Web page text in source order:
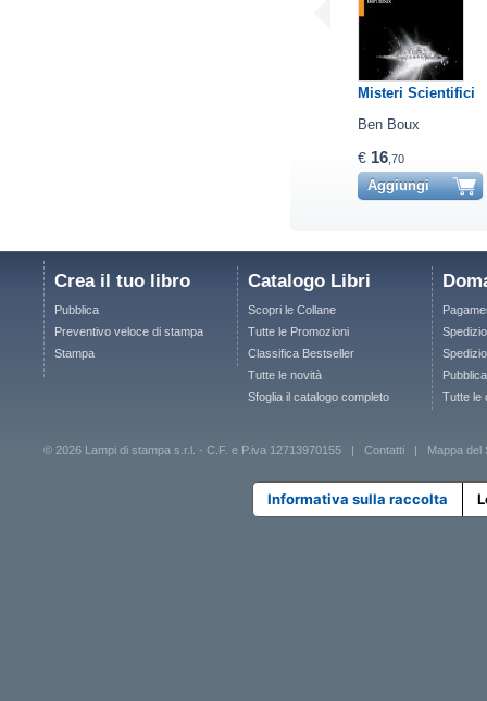
Misteri Scientifici
Ben Boux
€ 16,70
Aggiungi
Crea il tuo libro
Pubblica
Preventivo veloce di stampa
Stampa
Catalogo Libri
Scopri le Collane
Tutte le Promozioni
Classifica Bestseller
Tutte le novità
Sfoglia il catalogo completo
Tutte le
© 2026 Lampi di stampa s.r.l. - C.F. e P.iva 12713970155 | Contatti Mappa del
Informativa sulla raccolta